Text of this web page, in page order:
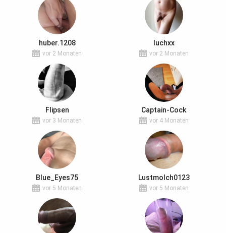
huber.1208
vor 2 Monaten
luchxx
vor 2 Monaten
Flipsen
vor 3 Monaten
Captain-Cock
vor 4 Monaten
Blue_Eyes75
vor 5 Monaten
Lustmolch0123
vor 5 Monaten